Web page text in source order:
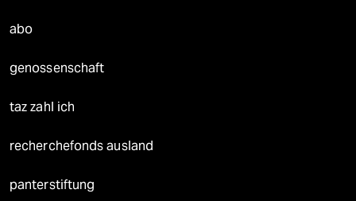
abo
genossenschaft
taz zahl ich
recherchefonds ausland
panterstiftung